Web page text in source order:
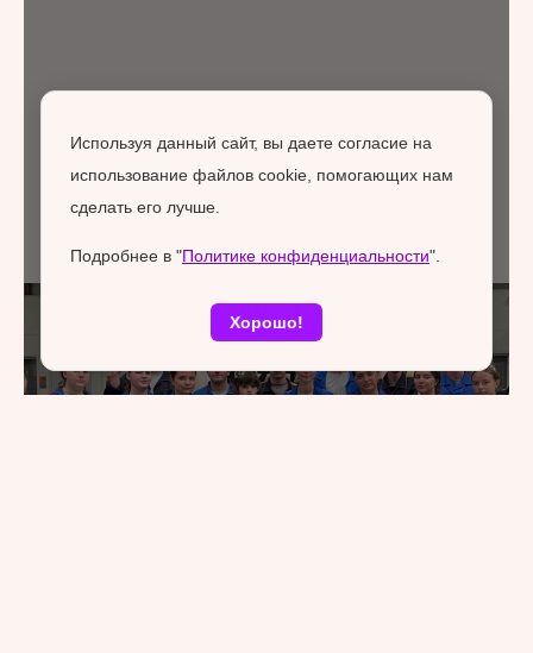
Используя данный сайт, вы даете согласие на
использование файлов cookie, помогающих нам
сделать его лучше.
Подробнее в "Политике конфиденциальности".
Хорошо!